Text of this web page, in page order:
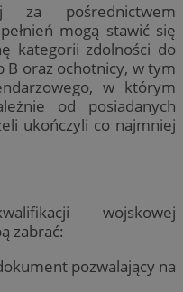
za pośrednictwem
mogą stawić się
kategorii zdolności do
B oraz ochotnicy, w tym
w którym
od posiadanych
ukończyli co najmniej
wojskowej
zabrać:
pozwalający na